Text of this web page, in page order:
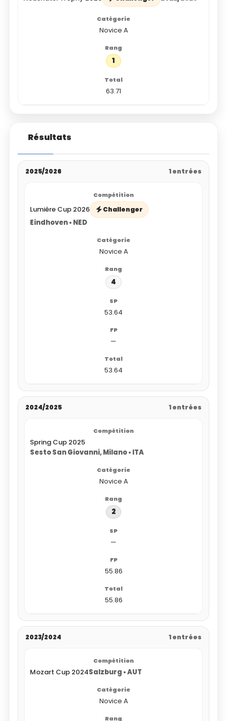
Novice A
1
63.71
Résultats
2025/2026 1 entrées
Lumière Cup 2026 Challenger
Eindhoven • NED
Novice A
4
53.64
—
53.64
2024/2025 1 entrées
Spring Cup 2025
Sesto San Giovanni, Milano • ITA
Novice A
2
—
55.86
55.86
2023/2024 1 entrées
Mozart Cup 2024Salzburg • AUT
Novice A